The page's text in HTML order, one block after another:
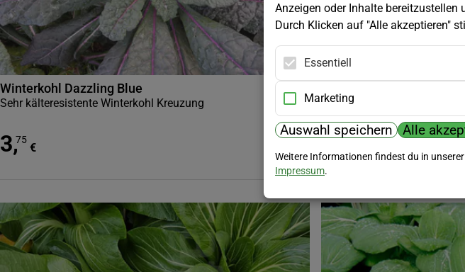
Winterkohl Dazzling Blue
Sehr kälteresistente Winterkohl Kreuzung
3,75
€
Diese siebenbürgische Sorte
Zwiebeln
3,65
€
Anzeigen oder Inhalte bereitzustellen
Durch Klicken auf "Alle akzeptieren"
Essentiell
Marketing
Auswahl speichern Alle
Weitere Informationen findest du in unserer
Impressum.